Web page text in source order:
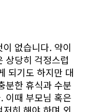
없습니다. 약이
상당히 걱정스럽
되기도 하지만 대
분한 휴식과 수분
이때 부모님 혹은